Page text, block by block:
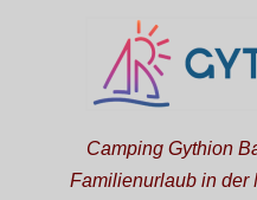
Camping Gythion
Familienurlaub in der